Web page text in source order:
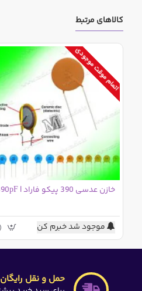
کالاهای مرتبط
اتمام موقت موجودی
موجود شد خبرم کن
حمل و نقل رایگان